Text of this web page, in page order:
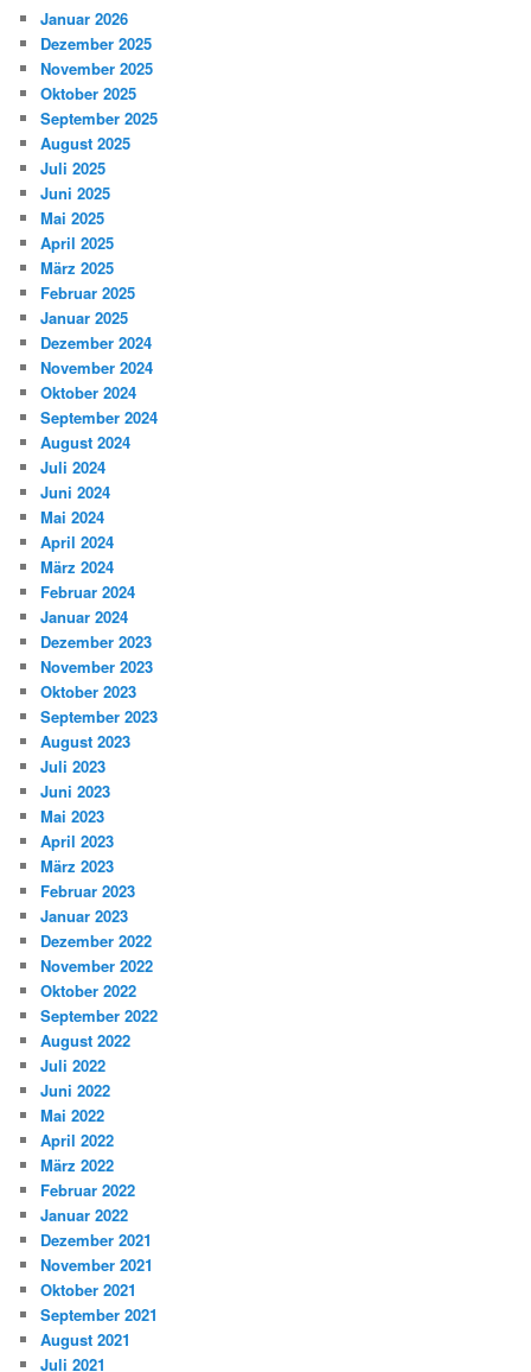
Januar 2026
Dezember 2025
November 2025
Oktober 2025
September 2025
August 2025
Juli 2025
Juni 2025
Mai 2025
April 2025
März 2025
Februar 2025
Januar 2025
Dezember 2024
November 2024
Oktober 2024
September 2024
August 2024
Juli 2024
Juni 2024
Mai 2024
April 2024
März 2024
Februar 2024
Januar 2024
Dezember 2023
November 2023
Oktober 2023
September 2023
August 2023
Juli 2023
Juni 2023
Mai 2023
April 2023
März 2023
Februar 2023
Januar 2023
Dezember 2022
November 2022
Oktober 2022
September 2022
August 2022
Juli 2022
Juni 2022
Mai 2022
April 2022
März 2022
Februar 2022
Januar 2022
Dezember 2021
November 2021
Oktober 2021
September 2021
August 2021
Juli 2021